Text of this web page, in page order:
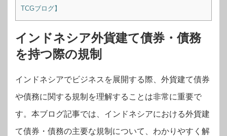
TCGブログ】
インドネシア外貨建て債券・債務
を持つ際の規制
インドネシアでビジネスを展開する際、外貨建て債券
や債務に関する規制を理解することは非常に重要で
す。本ブログ記事では、インドネシアにおける外貨建
て債券・債務の主要な規制について、わかりやすく解